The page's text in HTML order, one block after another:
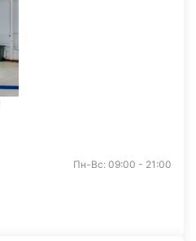
Пн-Вс: 09:00 - 21:00